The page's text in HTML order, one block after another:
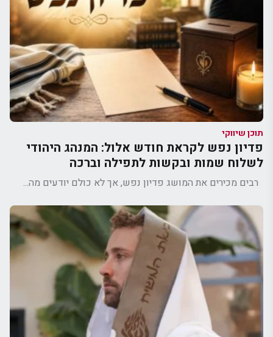
תוכן שיווקי
פדיון נפש לקראת חודש אלול: המנהג היהודי
לשלוח שמות ובקשות לתפילה וברכה
רבים מכירים את המושג פדיון נפש, אך לא כולם יודעים מה...